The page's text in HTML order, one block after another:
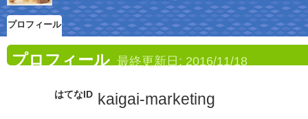
プロフィール
プロフィール 最終更新日: 2016/11/18
はてなID kaigai-marketing